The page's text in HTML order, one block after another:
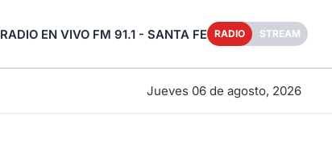
RADIO EN VIVO FM 91.1 - SANTA FE RADIO STREAM
Jueves 06 de agosto, 2026